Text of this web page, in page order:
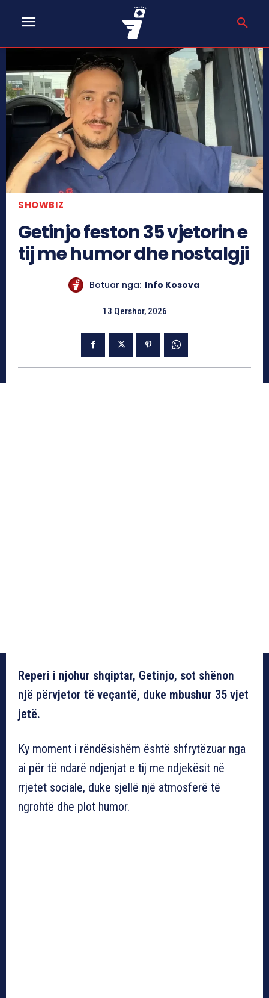
SHOWBIZ
Getinjo feston 35 vjetorin e
tij me humor dhe nostalgji
Botuar nga: Info Kosova
13 Qershor, 2026
Reperi i njohur shqiptar, Getinjo, sot shënon
një përvjetor të veçantë, duke mbushur 35 vjet
jetë.
Ky moment i rëndësishëm është shfrytëzuar nga
ai për të ndarë ndjenjat e tij me ndjekësit në
rrjetet sociale, duke sjellë një atmosferë të
ngrohtë dhe plot humor.